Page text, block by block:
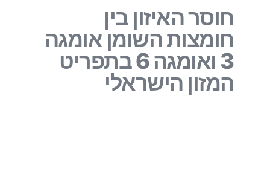
חוסר האיזון בין
חומצות השומן אומגה
3 ואומגה 6 בתפריט
המזון הישראלי